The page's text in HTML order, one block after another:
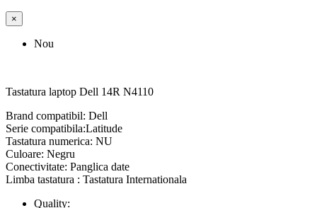
×
Nou
Tastatura laptop Dell 14R N4110
Brand compatibil: Dell
Serie compatibila:Latitude
Tastatura numerica: NU
Culoare: Negru
Conectivitate: Panglica date
Limba tastatura : Tastatura Internationala
Quality: